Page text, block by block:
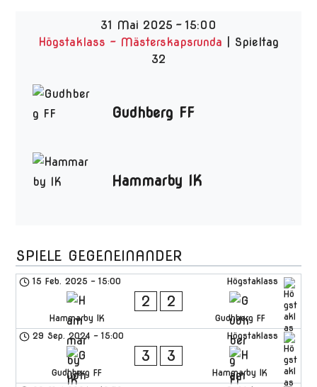
31 Mai 2025 - 15:00
Högstaklass - Mästerskapsrunda
| Spieltag
32
Gudhberg FF
Hammarby IK
SPIELE GEGENEINANDER
Högstaklass
15 Feb. 2025 - 15:00
Hammarby IK
2 2
Gudhberg FF
Högstaklass
29 Sep. 2024 - 15:00
Gudhberg FF
3 3
Hammarby IK